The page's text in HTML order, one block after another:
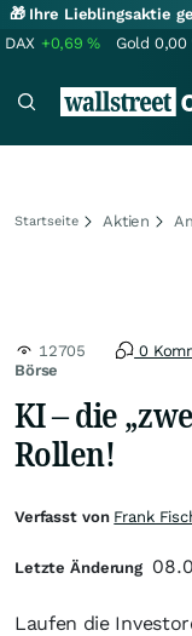
🎁 Ihre Lieblingsaktie
DAX +0,69% Gold 0,00
Startseite Aktien
Börse
12705 0
KI – die
Rollen!
Laufen die
Verfasst von Frank
Letzte Änderung